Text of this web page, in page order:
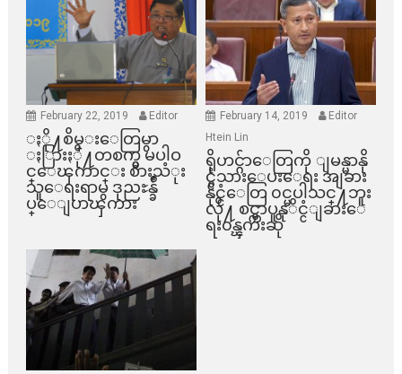
February 22, 2019 Editor
ႏို႔စိမ္းေတြမွာ
ႏြားႏို႔တစက္မွ မပါဝ
င္ေၾကာင္း စားသံုး
သူေရးရာမွ ဒုညႊန္ခ်ဳ
ပ္ေျပာၾကား
February 14, 2019
Editor
Htein Lin
ရိုဟင္ဂ်ာေတြကို ျမန္မာနို
င္ငံသားေပးေရး အျခား
နိုင္ငံေတြ ၀င္မပါသင္႔ဘူး
လို႔ စင္ကာပူနုိင္ငံျခားေ
ရး၀န္ၾကီးဆို